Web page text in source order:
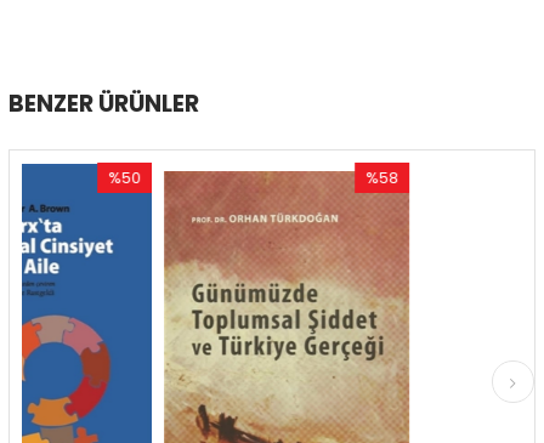
BENZER ÜRÜNLER
İndirim
%50İndirim
%58
İndirim
%58İndirim